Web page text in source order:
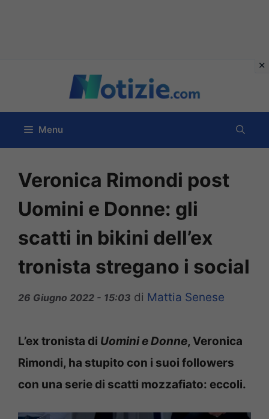
contenuto
Menu
Veronica Rimondi post
Uomini e Donne: gli
scatti in bikini dell’ex
tronista stregano i social
26 Giugno 2022 - 15:03 di Mattia Senese
L’ex tronista di Uomini e Donne, Veronica
Rimondi, ha stupito con i suoi followers
con una serie di scatti mozzafiato: eccoli.